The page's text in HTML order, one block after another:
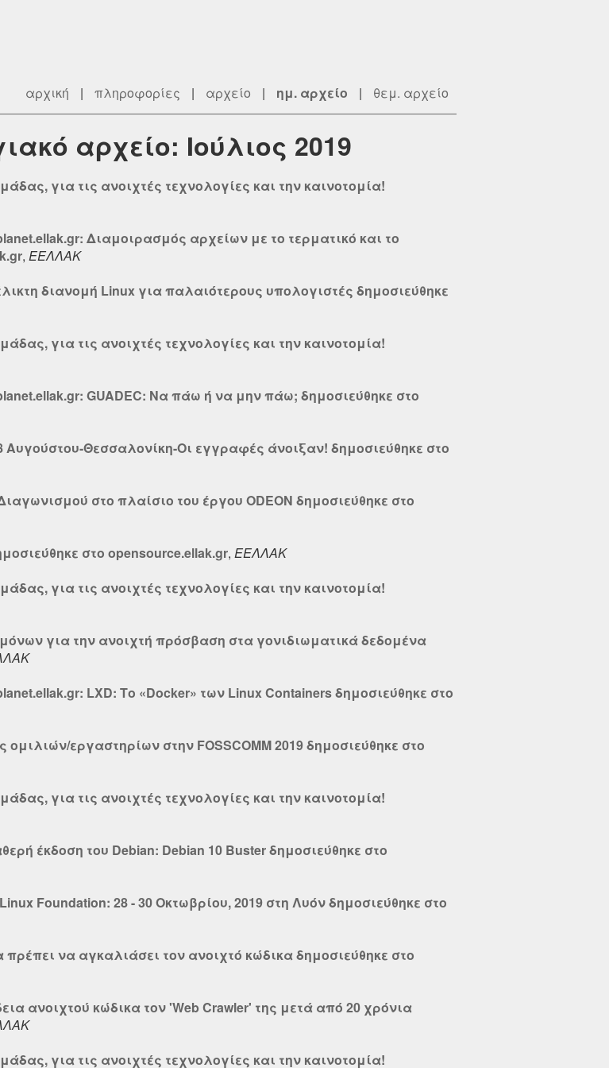
αρχική | πληροφορίες | αρχείο | ημ. αρχείο | θεμ. αρχείο
αρχείο: Ιούλιος 2019
για τις ανοιχτές τεχνολογίες και την καινοτομία!
Διαμοιρασμός αρχείων με το τερματικό και το
, ΕΕΛΛΑΚ
διανομή Linux για παλαιότερους υπολογιστές δημοσιεύθηκε
για τις ανοιχτές τεχνολογίες και την καινοτομία!
GUADEC: Να πάω ή να μην πάω; δημοσιεύθηκε στο
Αυγούστου-Θεσσαλονίκη-Οι εγγραφές άνοιξαν! δημοσιεύθηκε στο
στο πλαίσιο του έργου ODEON δημοσιεύθηκε στο
στο opensource.ellak.gr, ΕΕΛΛΑΚ
για τις ανοιχτές τεχνολογίες και την καινοτομία!
για την ανοιχτή πρόσβαση στα γονιδιωματικά δεδομένα
LXD: Το «Docker» των Linux Containers δημοσιεύθηκε στο
εργαστηρίων στην FOSSCOMM 2019 δημοσιεύθηκε στο
για τις ανοιχτές τεχνολογίες και την καινοτομία!
έκδοση του Debian: Debian 10 Buster δημοσιεύθηκε στο
Foundation: 28 - 30 Οκτωβρίου, 2019 στη Λυόν δημοσιεύθηκε στο
να αγκαλιάσει τον ανοιχτό κώδικα δημοσιεύθηκε στο
ανοιχτού κώδικα τον 'Web Crawler' της μετά από 20 χρόνια
για τις ανοιχτές τεχνολογίες και την καινοτομία!